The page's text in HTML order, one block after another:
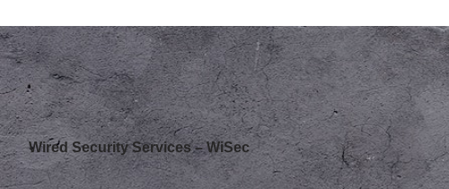
Wired Security Services – WiSec